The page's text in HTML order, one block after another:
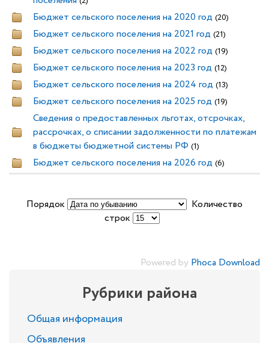
Бюджет сельского поселения на 2020 год (20)
Бюджет сельского поселения на 2021 год (21)
Бюджет сельского поселения на 2022 год (19)
Бюджет сельского поселения на 2023 год (12)
Бюджет сельского поселения на 2024 год (13)
Бюджет сельского поселения на 2025 год (19)
Сведения о предоставленных льготах, отсрочках,
рассрочках, о списании задолженности по платежам
в бюджеты бюджетной системы РФ (1)
Бюджет сельского поселения на 2026 год (6)
Порядок
Количество
строк
Powered by Phoca Download
Рубрики района
Общая информация
Объявления